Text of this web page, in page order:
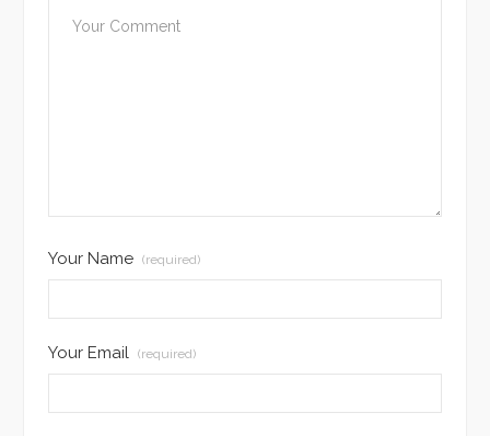
Your Name (required)
Your Email (required)